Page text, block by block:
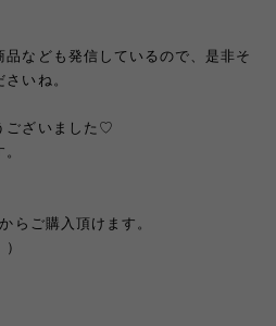
なども発信しているので、是非そ
いね。
ございました♡
らご購入頂けます。
）